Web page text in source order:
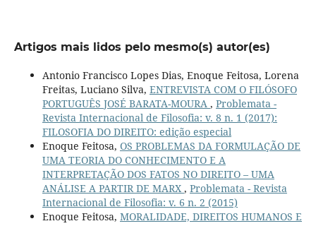
Artigos mais lidos pelo mesmo(s) autor(es)
Antonio Francisco Lopes Dias, Enoque Feitosa, Lorena
Freitas, Luciano Silva, ENTREVISTA COM O FILÓSOFO
PORTUGUÊS JOSÉ BARATA-MOURA , Problemata -
Revista Internacional de Filosofia: v. 8 n. 1 (2017):
FILOSOFIA DO DIREITO: edição especial
Enoque Feitosa, OS PROBLEMAS DA FORMULAÇÃO DE
UMA TEORIA DO CONHECIMENTO E A
INTERPRETAÇÃO DOS FATOS NO DIREITO – UMA
ANÁLISE A PARTIR DE MARX , Problemata - Revista
Internacional de Filosofia: v. 6 n. 2 (2015)
Enoque Feitosa, MORALIDADE, DIREITOS HUMANOS E